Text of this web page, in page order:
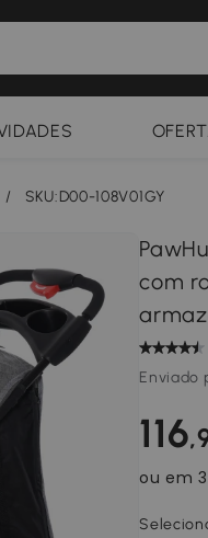
/ SKU:D00-108V01GY
com
Enviado
116